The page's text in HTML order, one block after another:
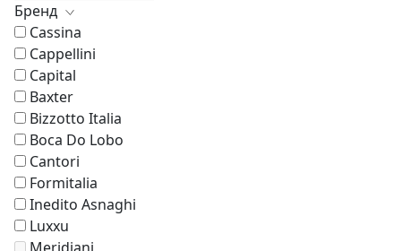
Бренд
Cassina
Cappellini
Capital
Baxter
Bizzotto Italia
Boca Do Lobo
Cantori
Formitalia
Inedito Asnaghi
Luxxu